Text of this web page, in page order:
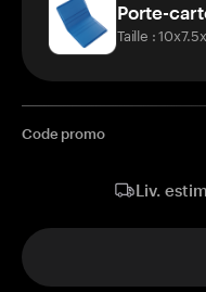
Porte-
Taille :
Code promo
Liv.